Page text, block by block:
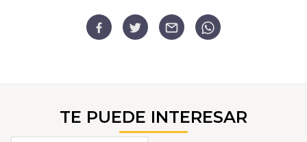
TE PUEDE INTERESAR